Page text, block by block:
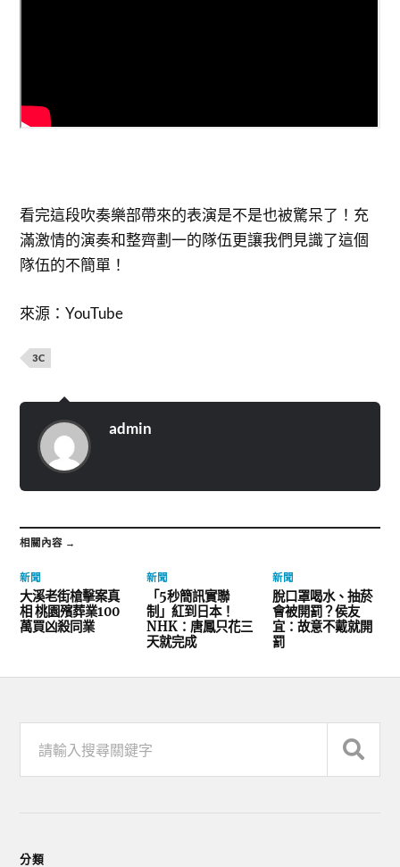
看完這段吹奏樂部帶來的表演是不是也被驚呆了！充
滿激情的演奏和整齊劃一的隊伍更讓我們見識了這個
隊伍的不簡單！
來源：YouTube
3C
admin
相關內容 →
新聞
大溪老街槍擊案真
相 桃園殯葬業100
萬買凶殺同業
新聞
「5秒簡訊實聯
制」紅到日本！
NHK：唐鳳只花三
天就完成
新聞
脫口罩喝水、抽菸
會被開罰？侯友
宜：故意不戴就開
罰
分類